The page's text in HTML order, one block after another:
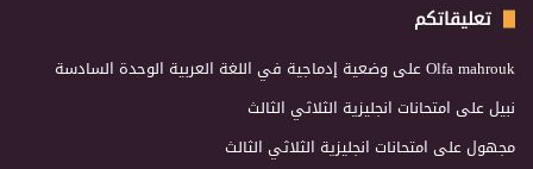
تعليقاتكم
Olfa mahroukعلى وضعية إدماجية في اللغة العربية الوحدة السادسة
نبيلعلى امتحانات انجليزية الثلاثي الثالث
مجهولعلى امتحانات انجليزية الثلاثي الثالث